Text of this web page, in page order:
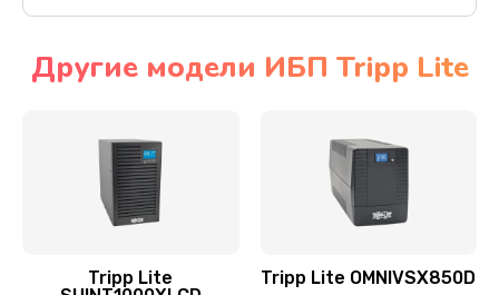
Другие модели ИБП Tripp Lite
Tripp Lite
Tripp Lite OMNIVSX850D